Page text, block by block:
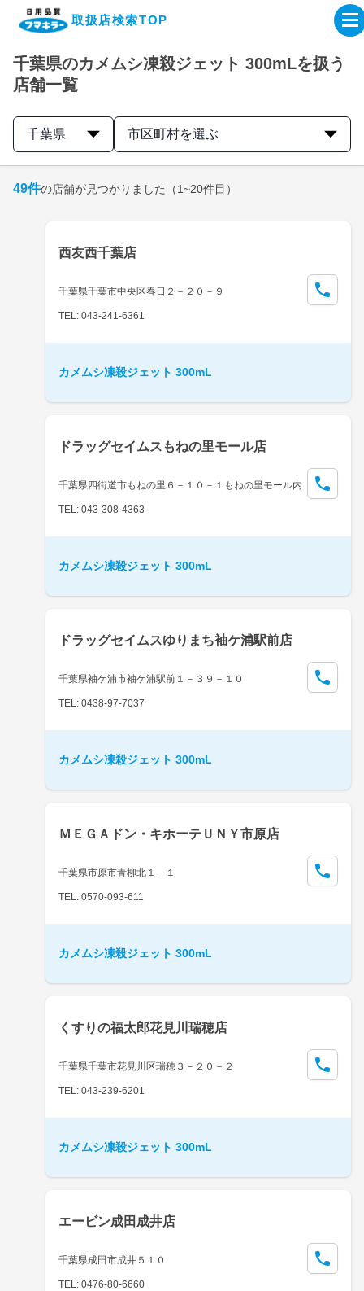
取扱店検索TOP
企業・IR情報サイト
製品情報サイト
取扱店検索はこちら
千葉県のカメムシ凍殺ジェット 300mLを扱う
店舗一覧
千葉県 市区町村を選ぶ
49件の店舗が見つかりました （1~20件目）
西友西千葉店
千葉県千葉市中央区春日２－２０－９
TEL: 043-241-6361
カメムシ凍殺ジェット 300mL
ドラッグセイムスもねの里モール店
千葉県四街道市もねの里６－１０－１もねの里モール内
TEL: 043-308-4363
カメムシ凍殺ジェット 300mL
ドラッグセイムスゆりまち袖ケ浦駅前店
千葉県袖ケ浦市袖ケ浦駅前１－３９－１０
TEL: 0438-97-7037
カメムシ凍殺ジェット 300mL
ＭＥＧＡドン・キホーテＵＮＹ市原店
千葉県市原市青柳北１－１
TEL: 0570-093-611
カメムシ凍殺ジェット 300mL
くすりの福太郎花見川瑞穂店
千葉県千葉市花見川区瑞穂３－２０－２
TEL: 043-239-6201
カメムシ凍殺ジェット 300mL
エービン成田成井店
千葉県成田市成井５１０
TEL: 0476-80-6660